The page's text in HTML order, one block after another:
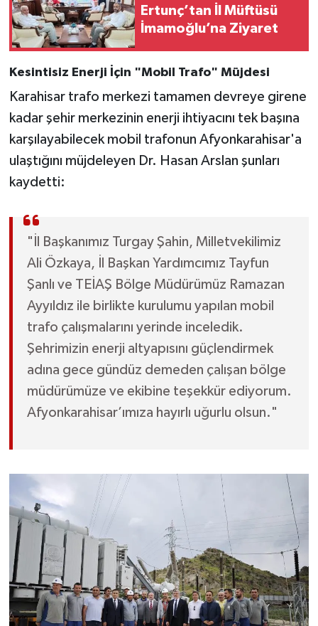
Ertunç’tan İl Müftüsü
İmamoğlu’na Ziyaret
Kesintisiz Enerji İçin "Mobil Trafo" Müjdesi
Karahisar trafo merkezi tamamen devreye girene
kadar şehir merkezinin enerji ihtiyacını tek başına
karşılayabilecek mobil trafonun Afyonkarahisar'a
ulaştığını müjdeleyen Dr. Hasan Arslan şunları
kaydetti:
"İl Başkanımız Turgay Şahin, Milletvekilimiz
Ali Özkaya, İl Başkan Yardımcımız Tayfun
Şanlı ve TEİAŞ Bölge Müdürümüz Ramazan
Ayyıldız ile birlikte kurulumu yapılan mobil
trafo çalışmalarını yerinde inceledik.
Şehrimizin enerji altyapısını güçlendirmek
adına gece gündüz demeden çalışan bölge
müdürümüze ve ekibine teşekkür ediyorum.
Afyonkarahisar’ımıza hayırlı uğurlu olsun."